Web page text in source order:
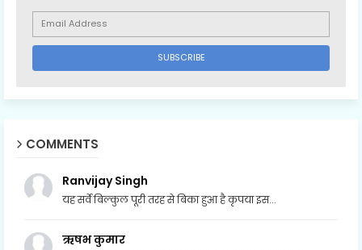
COMMENTS
Ranvijay Singh
यह सर्वे बिल्कुल पूरी तरह से बिका हुआ है कृपया इस...
ऋषभ कुमार